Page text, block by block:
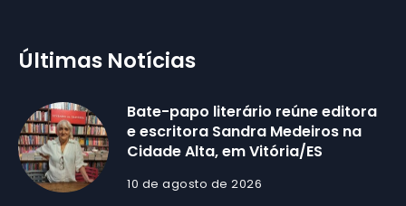
Últimas Notícias
Bate-papo literário reúne editora
e escritora Sandra Medeiros na
Cidade Alta, em Vitória/ES
10 de agosto de 2026